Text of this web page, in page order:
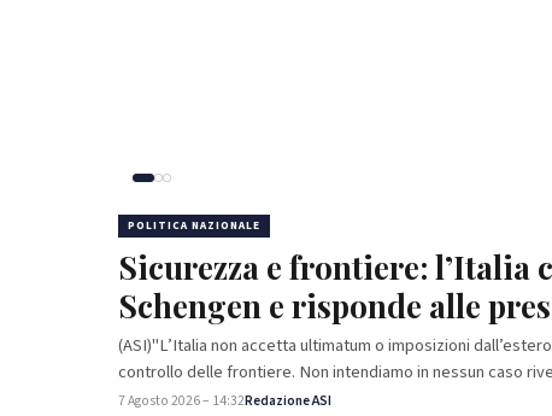
POLITICA NAZIONALE
Sicurezza e frontiere: l’Italia
Schengen e risponde alle
(ASI)"L’Italia non accetta ultimatum o imposizioni
controllo delle frontiere. Non intendiamo in nessun caso
7 Agosto 2026 – 14:32Redazione ASI